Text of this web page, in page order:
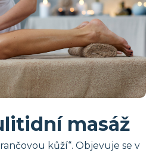
masáž
kůží“. Objevuje se v